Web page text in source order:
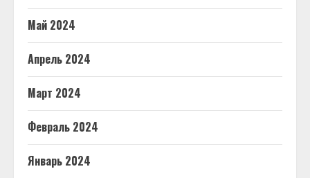
Май 2024
Апрель 2024
Март 2024
Февраль 2024
Январь 2024